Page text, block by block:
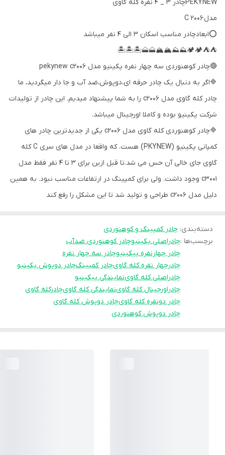
PEKYNEWچادر 3 _ 4 نفره کله گاوی
مدل C 2006
⭕️ابعادچادر مناسب اسکان 3 الی 4 نفر میباشد
⛺️⛺️🏕🏕⛰⛰🏔🏔🗻🗻🏝🏝🏝
🔴چادر کوهنوردی سه چهار نفره پکینیو مدل pekynew c2006
🔷اگر به دنبال یک چادر حرفه ای،دوپوش،ضد آب و جا دار میگردید، ما
چادر کله گاوی مدل c2006 را به شما پیشنهاد میدیم. این چادر از تولیدات
شرکت پکینیو بوده و کاملا اورجینال میباشد.
🔷چادر کوهنوردی کله گاوی مدل c2006 یکی از جدیدترین چادر های
کمپانی پکینیو (PKYNEW) هست. که واقعا در مدل های سری C کله
گاوی جای خالی آن حس می شد.تا قبل ازین برای 3 تا 4 نفر فقط مدل
c3001 وجود داشت. ولی برای کمپینگ در ارتفاعات مناسب نبود. به همین
دلیل مدل c2006 طراحی و تولید شد تا این مشکل را رفع کند
دسته‌بندی: چادر کمپینگ و کوهنوردی
برچسب‌ها :چادراصلی پکینیوچادر کوهنوردی ضدآب
چادر چهارنفره پیکینیوچادر سه چهار نفره
چادرچهار نفره کله گاویچادر کمپینگچادر دوپوش پکینیو
چادراصلی کله گاوینمایندگی پیکینیو
چادراورجینال کله گاوینمایندگی کله گاویچادرکله گاوی
چادر دونفره کله گاویچادر دوپوش کله گاوی
چادر دوپوش کوهنوردی